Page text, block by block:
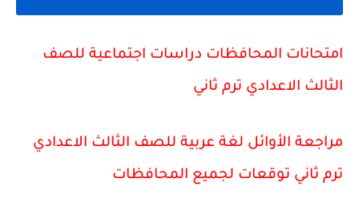
امتحانات المحافظات دراسات اجتماعية للصف
الثالث الاعدادي ترم ثاني
مراجعة الأوائل لغة عربية للصف الثالث الاعدادي
ترم ثاني توقعات لجميع المحافظات